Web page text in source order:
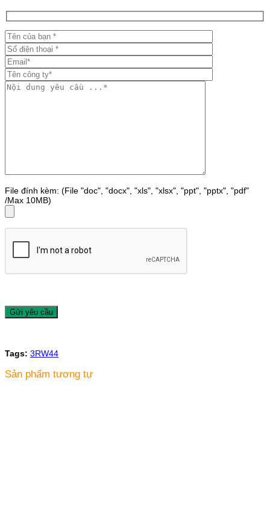
File đính kèm: (File "doc", "docx", "xls", "xlsx", "ppt", "pptx", "pdf"
/Max 10MB)
Tags: 3RW44
Sản phẩm tương tự